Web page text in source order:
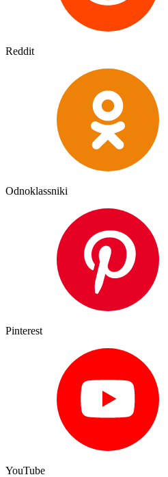
Reddit
Odnoklassniki
Pinterest
YouTube